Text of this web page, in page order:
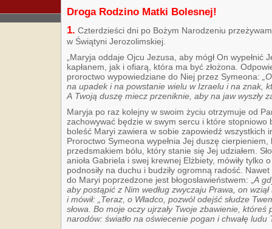
Droga Rodzino Matki Bolesnej!
1. Czterdzieści dni po Bożym Narodzeniu
w Świątyni Jerozolimskiej.
„Maryja oddaje Ojcu Jezusa, aby mógł On wypełnić
kapłanem, jak i ofiarą, która ma być złożona.
proroctwo wypowiedziane do Niej przez Symeona:
na upadek i na powstanie wielu w Izraelu i na znak,
A Twoją duszę miecz przeniknie, aby na jaw wyszły
Maryja po raz kolejny w swoim życiu otrzymuje od
zachowywać będzie w swym sercu i które stopniowo
boleść Maryi zawiera w sobie zapowiedź wszystkich
Proroctwo Symeona wypełnia Jej duszę
przedsmakiem bólu, który stanie się Jej udziałem.
anioła Gabriela i swej krewnej Elżbiety, mówiły tylko
podnosiły na duchu i budziły ogromną radość.
do Maryi poprzedzone jest błogosławieństwem: „ A
aby postąpić z Nim według zwyczaju Prawa, on wziął
i mówił: „Teraz, o Władco, pozwól odejść słudze
słowa. Bo moje oczy ujrzały Twoje zbawienie, któreś
narodów: światło na oświecenie pogan i chwałę ludu